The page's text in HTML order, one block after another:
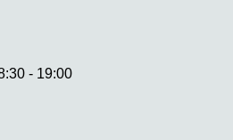
- 19:00